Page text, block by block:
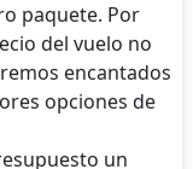
paquete. Por
del vuelo no
encantados
opciones de
un